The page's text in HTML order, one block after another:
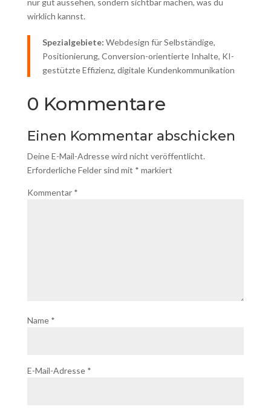
nur gut aussehen, sondern sichtbar machen, was du
wirklich kannst.
Spezialgebiete: Webdesign für Selbständige,
Positionierung, Conversion-orientierte Inhalte, KI-
gestützte Effizienz, digitale Kundenkommunikation
0 Kommentare
Einen Kommentar abschicken
Deine E-Mail-Adresse wird nicht veröffentlicht.
Erforderliche Felder sind mit * markiert
Kommentar *
Name *
E-Mail-Adresse *